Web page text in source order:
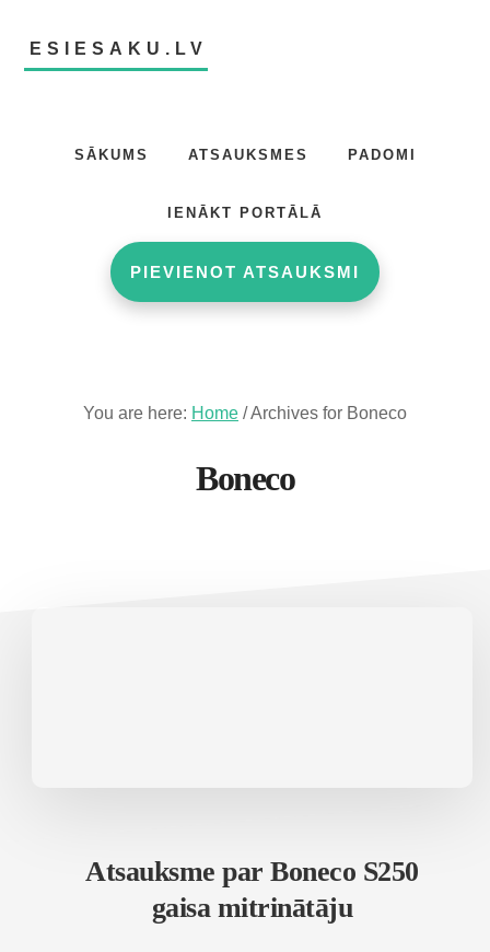
main
footerESIESAKU.LV
SĀKUMS ATSAUKSMES PADOMI
IENĀKT PORTĀLĀ
PIEVIENOT ATSAUKSMI
You are here: Home /Archives for Boneco
Boneco
Atsauksme par Boneco S250
gaisa mitrinātāju